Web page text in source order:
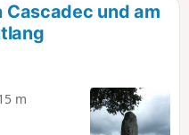
Cascadec und am
m